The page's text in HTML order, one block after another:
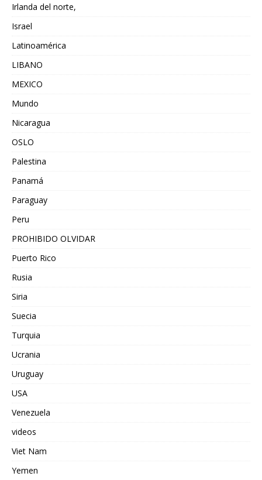
Irlanda del norte,
Israel
Latinoamérica
LIBANO
MEXICO
Mundo
Nicaragua
OSLO
Palestina
Panamá
Paraguay
Peru
PROHIBIDO OLVIDAR
Puerto Rico
Rusia
Siria
Suecia
Turquia
Ucrania
Uruguay
USA
Venezuela
videos
Viet Nam
Yemen